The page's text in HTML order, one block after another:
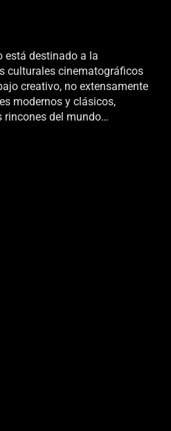
está destinado a la
culturales cinematográficos
creativo, no extensamente
modernos y clásicos,
rincones del mundo…